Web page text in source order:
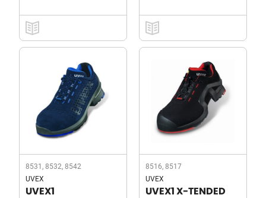
8531, 8532, 8542
UVEX
UVEX1
8516, 8517
UVEX
UVEX1 X-TENDED